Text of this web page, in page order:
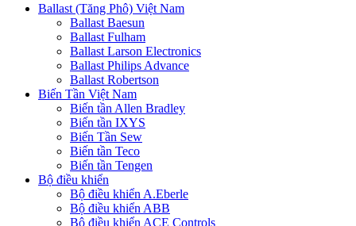
Ballast (Tăng Phô) Việt Nam
Ballast Baesun
Ballast Fulham
Ballast Larson Electronics
Ballast Philips Advance
Ballast Robertson
Biến Tần Việt Nam
Biến tần Allen Bradley
Biến tần IXYS
Biến Tần Sew
Biến tần Teco
Biến tần Tengen
Bộ điều khiển
Bộ điều khiển A.Eberle
Bộ điều khiển ABB
Bộ điều khiển ACE Controls